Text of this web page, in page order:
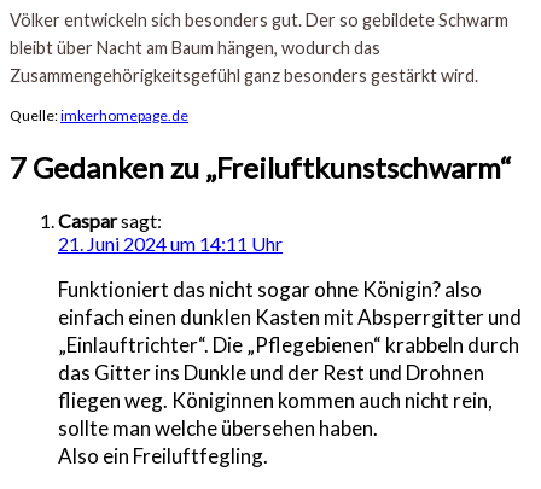
Völker entwickeln sich besonders gut. Der so gebildete Schwarm
bleibt über Nacht am Baum hängen, wodurch das
Zusammengehörigkeitsgefühl ganz besonders gestärkt wird.
Quelle:imkerhomepage.de
7 Gedanken zu „Freiluftkunstschwarm“
Casparsagt:
21. Juni 2024 um 14:11 Uhr
Funktioniert das nicht sogar ohne Königin? also
einfach einen dunklen Kasten mit Absperrgitter und
„Einlauftrichter“. Die „Pflegebienen“ krabbeln durch
das Gitter ins Dunkle und der Rest und Drohnen
fliegen weg. Königinnen kommen auch nicht rein,
sollte man welche übersehen haben.
Also ein Freiluftfegling.